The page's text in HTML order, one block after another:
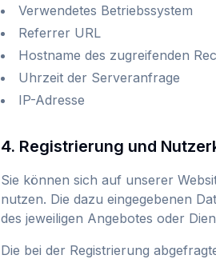
Verwendetes Betriebssystem
Referrer URL
Hostname des zugreifenden
Uhrzeit der Serveranfrage
IP-Adresse
4. Registrierung und
Sie können sich auf unserer
nutzen. Die dazu eingegebenen
des jeweiligen Angebotes oder
Die bei der Registrierung